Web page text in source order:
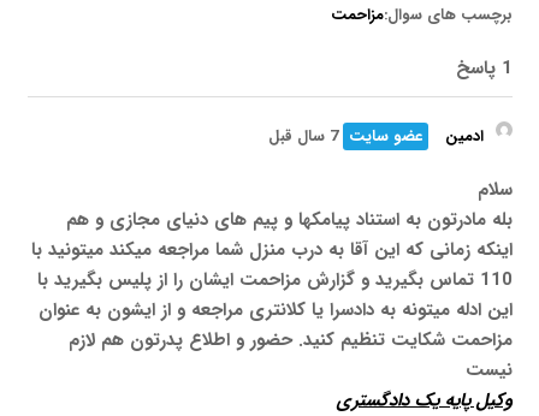
برچسب های سوال:مزاحمت
1 پاسخ
ادمین عضو سایت 7 سال قبل
سلام
بله مادرتون به استناد پیامکها و پیم های دنیای مجازی و هم
اینکه زمانی که این آقا به درب منزل شما مراجعه میکند میتونید با
110 تماس بگیرید و گزارش مزاحمت ایشان را از پلیس بگیرید با
این ادله میتونه به دادسرا یا کلانتری مراجعه و از ایشون به عنوان
مزاحمت شکایت تنظیم کنید. حضور و اطلاع پدرتون هم لازم
نیست
وکیل پایه یک دادگستری